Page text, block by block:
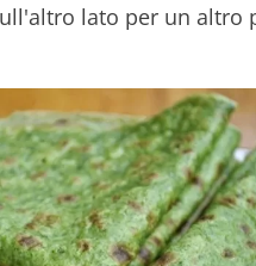
lato per un altro